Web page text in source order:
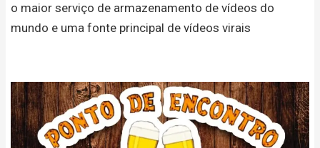
o maior serviço de armazenamento de vídeos do
mundo e uma fonte principal de vídeos virais